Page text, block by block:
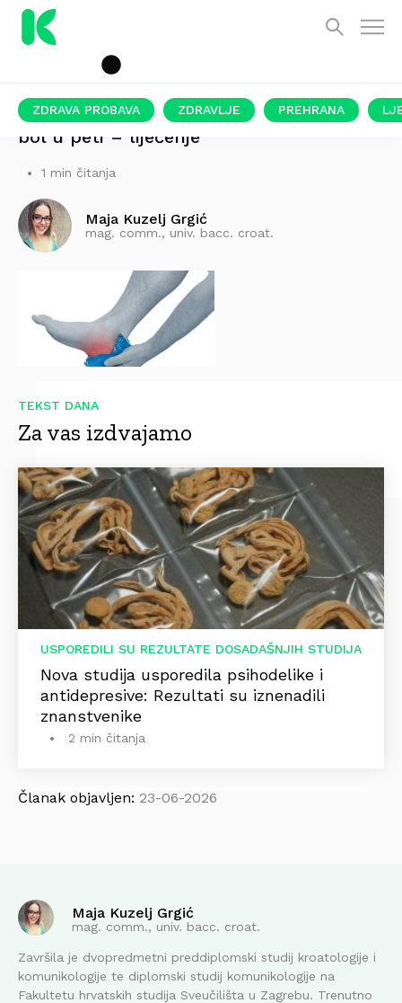
ZDRAVA PROBAVA ZDRAVLJE PREHRANA
bol u peti – liječenje
1 min čitanja
Maja Kuzelj Grgić
mag. comm., univ. bacc. croat.
TEKST DANA
Za vas izdvajamo
USPOREDILI SU REZULTATE DOSADAŠNJIH STUDIJA
Nova studija usporedila psihodelike i
antidepresive: Rezultati su iznenadili
znanstvenike
2 min čitanja
Članak objavljen: 23-06-2026
Maja Kuzelj Grgić
mag. comm., univ. bacc. croat.
Završila je dvopredmetni preddiplomski studij kroatologije i
komunikologije te diplomski studij komunikologije na
Fakultetu hrvatskih studija Sveučilišta u Zagrebu. Trenutno